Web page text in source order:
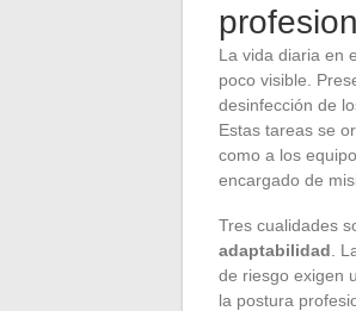
La vida diaria en
poco visible.
desinfección de
Estas tareas se
como a los
encargado de
Tres cualidades
adaptabilidad .
de riesgo exigen
la postura